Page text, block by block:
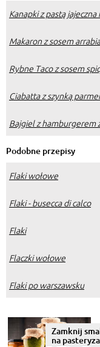
Kanapki z pastą
Makaron z sosem
Rybne Taco z sosem
Ciabatta z szynką
Bajgiel z hamburgerem
Podobne przepisy
Flaki wołowe
Flaki - busecca di calco
Flaki
Flaczki wołowe
Flaki po warszawsku
Zamknij
na